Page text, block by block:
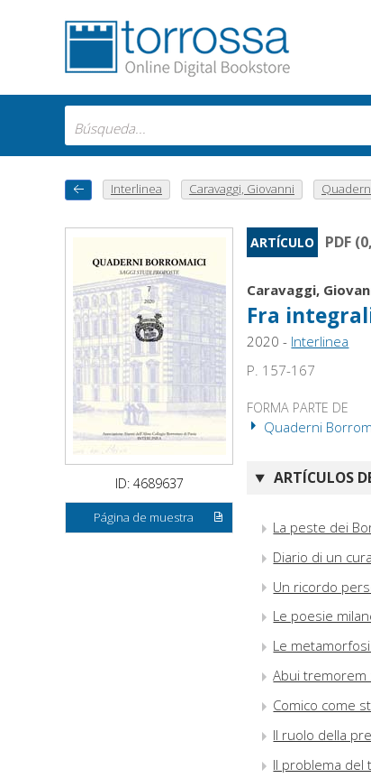
Interlinea Caravaggi, Giovanni
ID: 4689637
Página de muestra
ARTÍCULO PDF
Caravaggi,
Fra
2020 - Interlinea
P. 157-167
FORMA PARTE DE
Quaderni
ARTÍCULOS
La peste dei
Diario di un
Un ricordo
Le poesie
Le
Abui tremorem
Comico come
Il ruolo della
Il problema del